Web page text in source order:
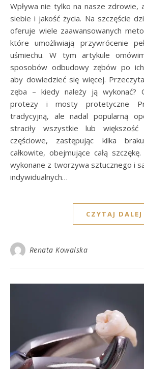
Wpływa nie tylko na nasze zdrowie,
siebie i jakość życia. Na szczęście
oferuje wiele zaawansowanych
które umożliwiają przywrócenie
uśmiechu. W tym artykule
sposobów odbudowy zębów po
aby dowiedzieć się więcej.
zęba – kiedy należy ją wykonać?
protezy i mosty protetyczne
tradycyjną, ale nadal popularną
straciły wszystkie lub
częściowe, zastępując kilka
całkowite, obejmujące całą
wykonane z tworzywa sztucznego i
indywidualnych…
CZYTAJ DALEJ
Renata Kowalska